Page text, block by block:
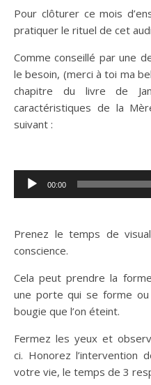
Pour clôturer ce mois
pratiquer le rituel de cet
Comme conseillé par une
le besoin, (merci à toi ma
chapitre du livre de
caractéristiques de la
suivant :
Lecteur
audio
00:00
Prenez le temps de
conscience.
Cela peut prendre la
une porte qui se forme
bougie que l’on éteint.
Fermez les yeux et
ci. Honorez l’intervention
votre vie, le temps de 3